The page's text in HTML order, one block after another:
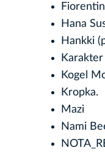
Hana
Hankki
Karakter
Kogel
Kropka.
Mazi
Nami